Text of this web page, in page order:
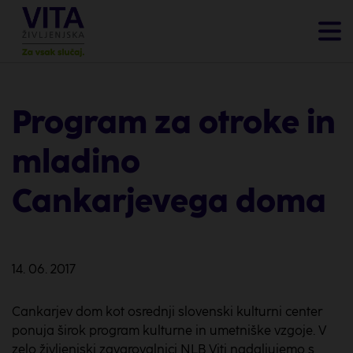
Program za otroke in
mladino
Cankarjevega doma
14. 06. 2017
Cankarjev dom kot osrednji slovenski kulturni center
ponuja širok program kulturne in umetniške vzgoje. V
zelo življenjski zavarovalnici NLB Viti nadaljujemo s